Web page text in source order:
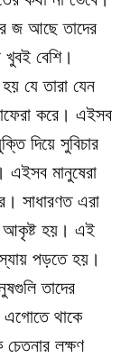
জ আছে তাদের
বেশি।
যে তারা যেন
করে। এইসব
দিয়ে সুবিচার
এইসব মানুষেরা
সাধারণত এরা
আকৃষ্ট হয়। এই
পড়তে হয়।
তাদের
থাকে
লক্ষণ